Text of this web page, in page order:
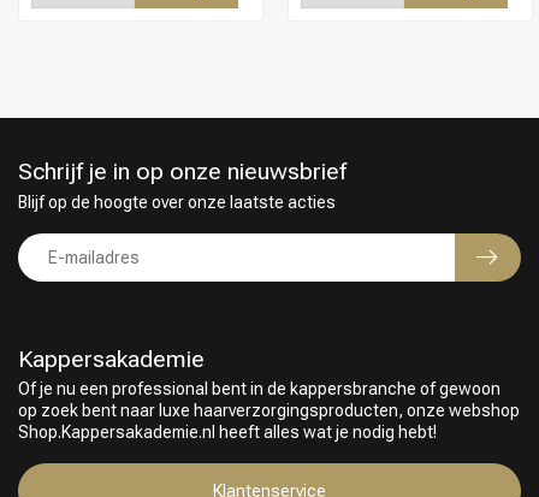
Kappersakademie
Of je nu een professional bent in de kappersbranche of gewoon
op zoek bent naar luxe haarverzorgingsproducten, onze webshop
Shop.Kappersakademie.nl heeft alles wat je nodig hebt!
Klantenservice
Schrijf je in op onze nieuwsbrief
Blijf op de hoogte over onze laatste acties